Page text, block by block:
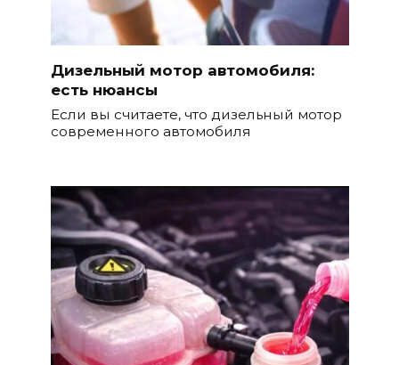
Дизельный мотор автомобиля:
есть нюансы
Если вы считаете, что дизельный мотор
современного автомобиля